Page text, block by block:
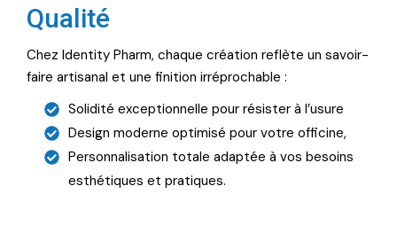
Qualité
Chez Identity Pharm, chaque création reflète un savoir-
faire artisanal et une finition irréprochable :
Solidité exceptionnelle pour résister à l’usure
Design moderne optimisé pour votre officine,
Personnalisation totale adaptée à vos besoins
esthétiques et pratiques.